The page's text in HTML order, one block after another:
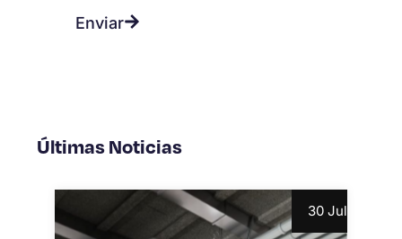
Enviar
Últimas Noticias
30 Jul